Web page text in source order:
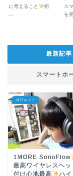
前に考えること
初
ロ...
ス
を
最新記事
スマートホ
ガジェット
1MORE SonoFlow
最高ワイヤレスヘッ
付け心地最高
ハ